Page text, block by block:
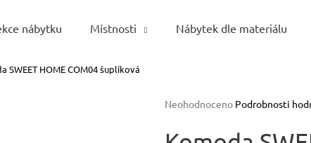
nábytku Místnosti Nábytek dle materiálu
SWEET HOME COM04 šuplíková
Průměrné
produktu
Neohodnoceno Podrobnosti
Co potřebujete najít?